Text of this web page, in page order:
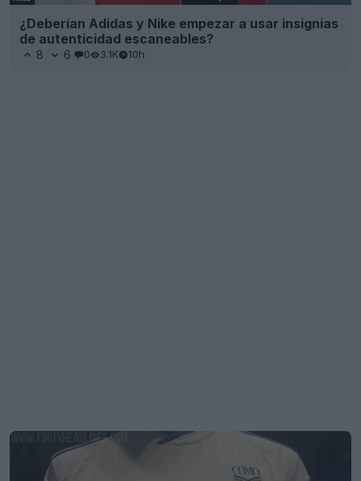
¿Deberían Adidas y Nike empezar a usar insignias
de autenticidad escaneables?
8 6 0 3.1K 10h